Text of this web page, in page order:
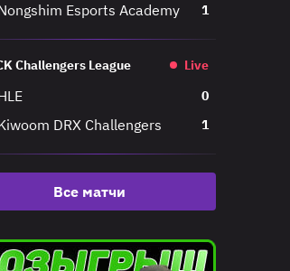
Esports Academy 1
Challengers League Live
0
DRX Challengers 1
Все матчи